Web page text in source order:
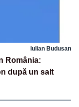
Iulian Budusan
România:
după un salt